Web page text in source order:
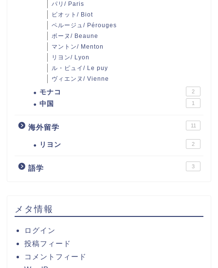
パリ/ Paris
ビオット/ Biot
ペルージュ/ Pérouges
ボーヌ/ Beaune
マントン/ Menton
リヨン/ Lyon
ル・ピュイ/ Le puy
ヴィエンヌ/ Vienne
モナコ 2
中国 1
海外留学 11
リヨン 2
語学 3
メタ情報
ログイン
投稿フィード
コメントフィード